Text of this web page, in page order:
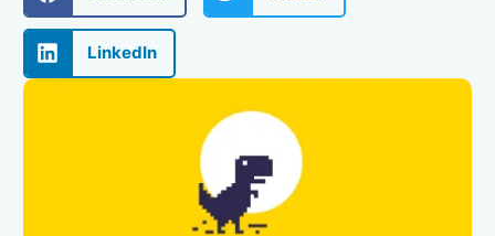
LinkedIn